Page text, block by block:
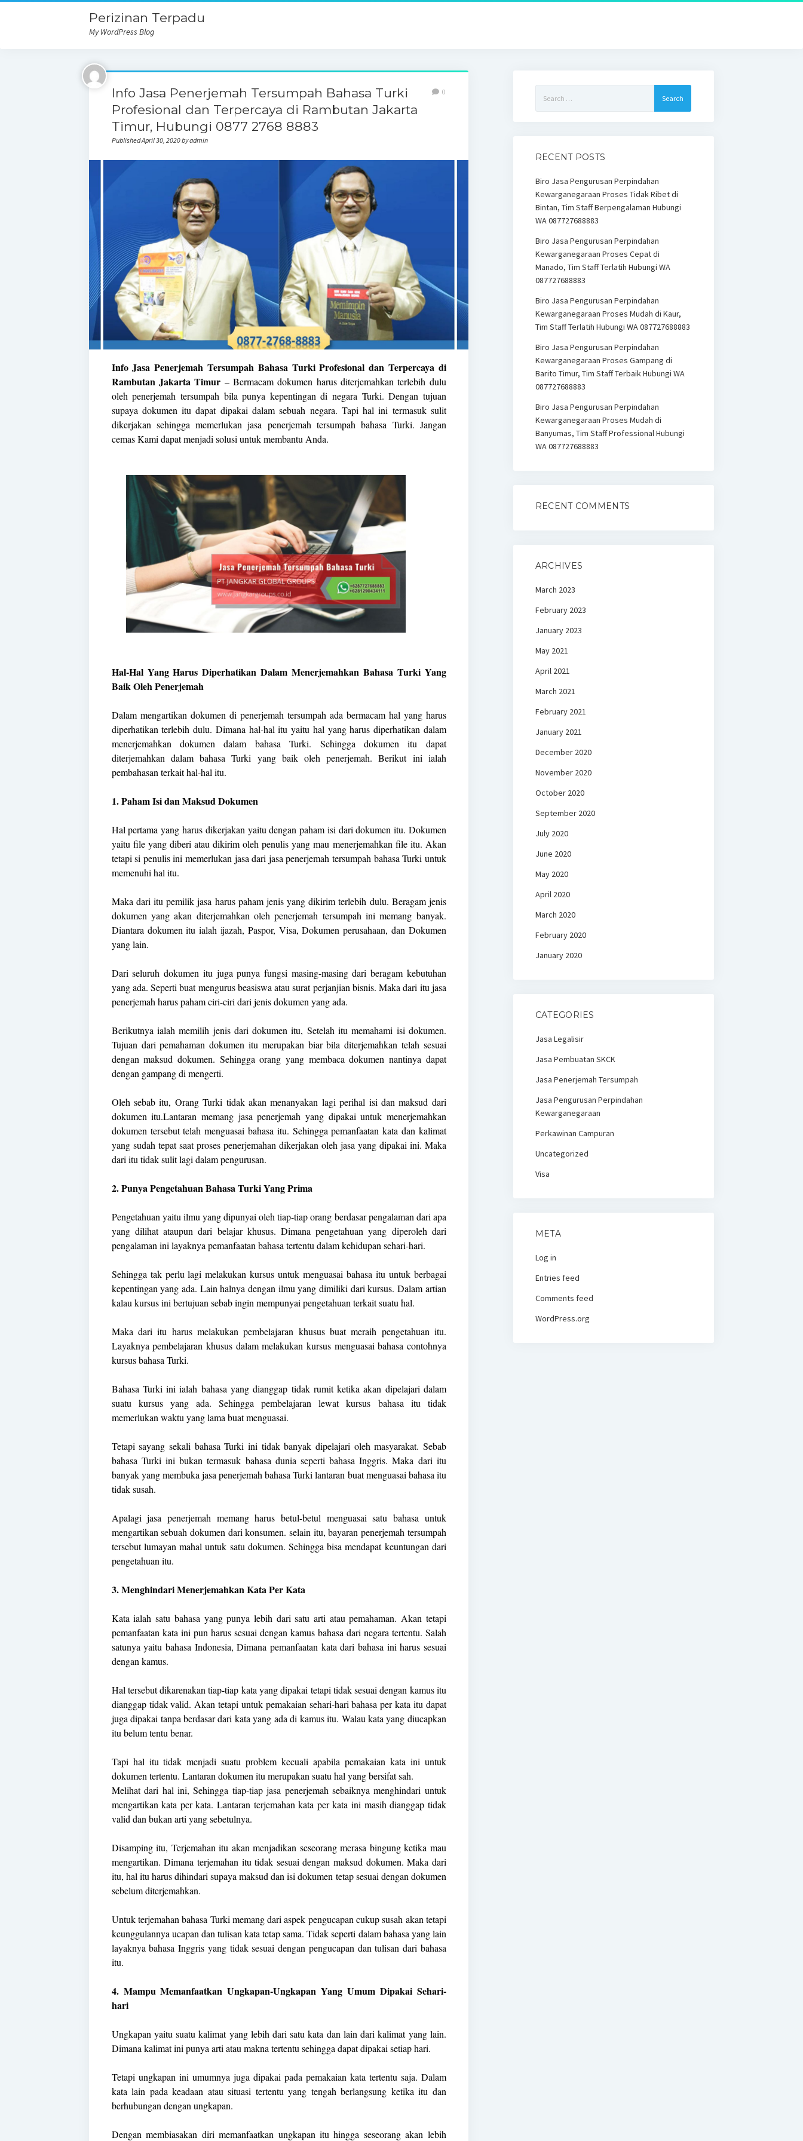
Perizinan Terpadu
My WordPress Blog
Info Jasa Penerjemah Tersumpah Bahasa Turki
Profesional dan Terpercaya di Rambutan Jakarta
Timur, Hubungi 0877 2768 8883
Published April 30, 2020 by admin
0
Info Jasa Penerjemah Tersumpah Bahasa Turki Profesional dan Terpercaya di
Rambutan Jakarta Timur – Bermacam dokumen harus diterjemahkan terlebih dulu
olehpenerjemah tersumpahbila punya kepentingan di negara Turki. Dengan tujuan
supaya dokumen itu dapat dipakai dalam sebuah negara. Tapi hal ini termasuk sulit
dikerjakan sehingga memerlukan jasa penerjemah tersumpah bahasa Turki. Jangan
cemas Kami dapat menjadi solusi untuk membantu Anda.
Hal-Hal Yang Harus Diperhatikan Dalam Menerjemahkan Bahasa Turki Yang
Baik Oleh Penerjemah
Dalam mengartikan dokumen di penerjemah tersumpah ada bermacam hal yang harus
diperhatikan terlebih dulu. Dimana hal-hal itu yaitu hal yang harus diperhatikan dalam
menerjemahkan dokumen dalam bahasa Turki. Sehingga dokumen itu dapat
diterjemahkan dalam bahasa Turki yang baik oleh penerjemah. Berikut ini ialah
pembahasan terkait hal-hal itu.
1. Paham Isi dan Maksud Dokumen
Hal pertama yang harus dikerjakan yaitu dengan paham isi dari dokumen itu. Dokumen
yaitu file yang diberi atau dikirim oleh penulis yang mau menerjemahkan file itu. Akan
tetapi si penulis ini memerlukan jasa dari jasa penerjemah tersumpah bahasa Turki untuk
memenuhi hal itu.
Maka dari itu pemilik jasa harus paham jenis yang dikirim terlebih dulu. Beragam jenis
dokumen yang akan diterjemahkan oleh penerjemah tersumpah ini memang banyak.
Diantara dokumen itu ialah ijazah, Paspor, Visa, Dokumen perusahaan, dan Dokumen
yang lain.
Dari seluruh dokumen itu juga punya fungsi masing-masing dari beragam kebutuhan
yang ada. Seperti buat mengurus beasiswa atau surat perjanjian bisnis. Maka dari itu jasa
penerjemah harus paham ciri-ciri dari jenis dokumen yang ada.
Berikutnya ialah memilih jenis dari dokumen itu, Setelah itu memahami isi dokumen.
Tujuan dari pemahaman dokumen itu merupakan biar bila diterjemahkan telah sesuai
dengan maksud dokumen. Sehingga orang yang membaca dokumen nantinya dapat
dengan gampang di mengerti.
Oleh sebab itu, Orang Turki tidak akan menanyakan lagi perihal isi dan maksud dari
dokumen itu.Lantaran memang jasa penerjemah yang dipakai untuk menerjemahkan
dokumen tersebut telah menguasai bahasa itu. Sehingga pemanfaatan kata dan kalimat
yang sudah tepat saat proses penerjemahan dikerjakan oleh jasa yang dipakai ini. Maka
dari itu tidak sulit lagi dalam pengurusan.
2. Punya Pengetahuan Bahasa Turki Yang Prima
Pengetahuan yaitu ilmu yang dipunyai oleh tiap-tiap orang berdasar pengalaman dari apa
yang dilihat ataupun dari belajar khusus. Dimana pengetahuan yang diperoleh dari
pengalaman ini layaknya pemanfaatan bahasa tertentu dalam kehidupan sehari-hari.
Sehingga tak perlu lagi melakukan kursus untuk menguasai bahasa itu untuk berbagai
kepentingan yang ada. Lain halnya dengan ilmu yang dimiliki dari kursus. Dalam artian
kalau kursus ini bertujuan sebab ingin mempunyai pengetahuan terkait suatu hal.
Maka dari itu harus melakukan pembelajaran khusus buat meraih pengetahuan itu.
Layaknya pembelajaran khusus dalam melakukan kursus menguasai bahasa contohnya
kursus bahasa Turki.
Bahasa Turki ini ialah bahasa yang dianggap tidak rumit ketika akan dipelajari dalam
suatu kursus yang ada. Sehingga pembelajaran lewat kursus bahasa itu tidak
memerlukan waktu yang lama buat menguasai.
Tetapi sayang sekali bahasa Turki ini tidak banyak dipelajari oleh masyarakat. Sebab
bahasa Turki ini bukan termasuk bahasa dunia seperti bahasa Inggris. Maka dari itu
banyak yang membuka jasa penerjemah bahasa Turki lantaran buat menguasai bahasa itu
tidak susah.
Apalagi jasa penerjemah memang harus betul-betul menguasai satu bahasa untuk
mengartikan sebuah dokumen dari konsumen. selain itu, bayaran penerjemah tersumpah
tersebut lumayan mahal untuk satu dokumen. Sehingga bisa mendapat keuntungan dari
pengetahuan itu.
3. Menghindari Menerjemahkan Kata Per Kata
Kata ialah satu bahasa yang punya lebih dari satu arti atau pemahaman. Akan tetapi
pemanfaatan kata ini pun harus sesuai dengan kamus bahasa dari negara tertentu. Salah
satunya yaitu bahasa Indonesia, Dimana pemanfaatan kata dari bahasa ini harus sesuai
dengan kamus.
Hal tersebut dikarenakan tiap-tiap kata yang dipakai tetapi tidak sesuai dengan kamus itu
dianggap tidak valid. Akan tetapi untuk pemakaian sehari-hari bahasa per kata itu dapat
juga dipakai tanpa berdasar dari kata yang ada di kamus itu. Walau kata yang diucapkan
itu belum tentu benar.
Tapi hal itu tidak menjadi suatu problem kecuali apabila pemakaian kata ini untuk
dokumen tertentu. Lantaran dokumen itu merupakan suatu hal yang bersifat sah.
Melihat dari hal ini, Sehingga tiap-tiap jasa penerjemah sebaiknya menghindari untuk
mengartikan kata per kata. Lantaran terjemahan kata per kata ini masih dianggap tidak
valid dan bukan arti yang sebetulnya.
Disamping itu, Terjemahan itu akan menjadikan seseorang merasa bingung ketika mau
mengartikan. Dimana terjemahan itu tidak sesuai dengan maksud dokumen. Maka dari
itu, hal itu harus dihindari supaya maksud dan isi dokumen tetap sesuai dengan dokumen
sebelum diterjemahkan.
Untuk terjemahan bahasa Turki memang dari aspek pengucapan cukup susah akan tetapi
keunggulannya ucapan dan tulisan kata tetap sama. Tidak seperti dalam bahasa yang lain
layaknya bahasa Inggris yang tidak sesuai dengan pengucapan dan tulisan dari bahasa
itu.
4. Mampu Memanfaatkan Ungkapan-Ungkapan Yang Umum Dipakai Sehari-
hari
Ungkapan yaitu suatu kalimat yang lebih dari satu kata dan lain dari kalimat yang lain.
Dimana kalimat ini punya arti atau makna tertentu sehingga dapat dipakai setiap hari.
Tetapi ungkapan ini umumnya juga dipakai pada pemakaian kata tertentu saja. Dalam
kata lain pada keadaan atau situasi tertentu yang tengah berlangsung ketika itu dan
berhubungan dengan ungkapan.
Dengan membiasakan diri memanfaatkan ungkapan itu hingga seseorang akan lebih
for:
RECENT POSTS
Biro Jasa Pengurusan Perpindahan
Kewarganegaraan Proses Tidak Ribet di
Bintan, Tim Staff Berpengalaman Hubungi
WA 087727688883
Biro Jasa Pengurusan Perpindahan
Kewarganegaraan Proses Cepat di
Manado, Tim Staff Terlatih Hubungi WA
087727688883
Biro Jasa Pengurusan Perpindahan
Kewarganegaraan Proses Mudah di Kaur,
Tim Staff Terlatih Hubungi WA 087727688883
Biro Jasa Pengurusan Perpindahan
Kewarganegaraan Proses Gampang di
Barito Timur, Tim Staff Terbaik Hubungi WA
087727688883
Biro Jasa Pengurusan Perpindahan
Kewarganegaraan Proses Mudah di
Banyumas, Tim Staff Professional Hubungi
WA 087727688883
RECENT COMMENTS
ARCHIVES
March 2023
February 2023
January 2023
May 2021
April 2021
March 2021
February 2021
January 2021
December 2020
November 2020
October 2020
September 2020
July 2020
June 2020
May 2020
April 2020
March 2020
February 2020
January 2020
CATEGORIES
Jasa Legalisir
Jasa Pembuatan SKCK
Jasa Penerjemah Tersumpah
Jasa Pengurusan Perpindahan
Kewarganegaraan
Perkawinan Campuran
Uncategorized
Visa
META
Log in
Entries feed
Comments feed
WordPress.org